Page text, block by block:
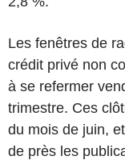
Les fenêtres de
crédit privé non
à se refermer
trimestre. Ces
du mois de juin,
de près les